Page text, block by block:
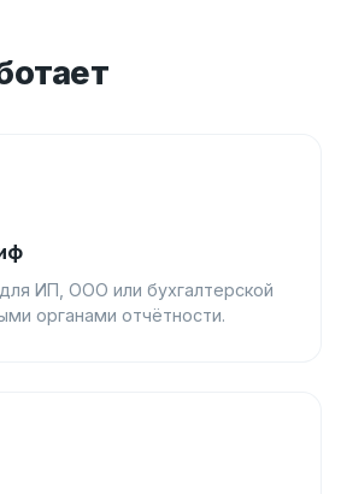
ИП, ООО или бухгалтерской
органами отчётности.